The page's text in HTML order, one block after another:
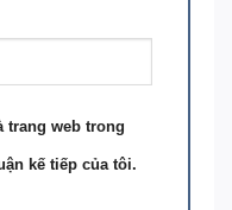
trang web trong
kế tiếp của tôi.